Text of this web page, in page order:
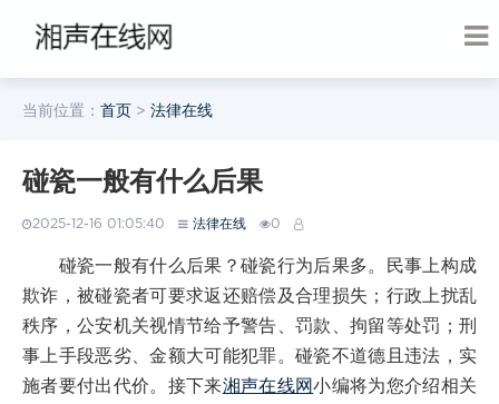
当前位置： 首页 > 法律在线
碰瓷一般有什么后果
2025-12-16 01:05:40 法律在线 0
碰瓷一般有什么后果？碰瓷行为后果多。民事上构成
欺诈，被碰瓷者可要求返还赔偿及合理损失；行政上扰乱
秩序，公安机关视情节给予警告、罚款、拘留等处罚；刑
事上手段恶劣、金额大可能犯罪。碰瓷不道德且违法，实
施者要付出代价。接下来湘声在线网小编将为您介绍相关